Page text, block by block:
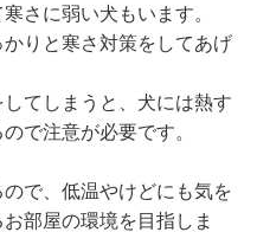
さに弱い犬もいます。
りと寒さ対策をしてあげ
てしまうと、犬には熱す
で注意が必要です。
で、低温やけどにも気を
部屋の環境を目指しま